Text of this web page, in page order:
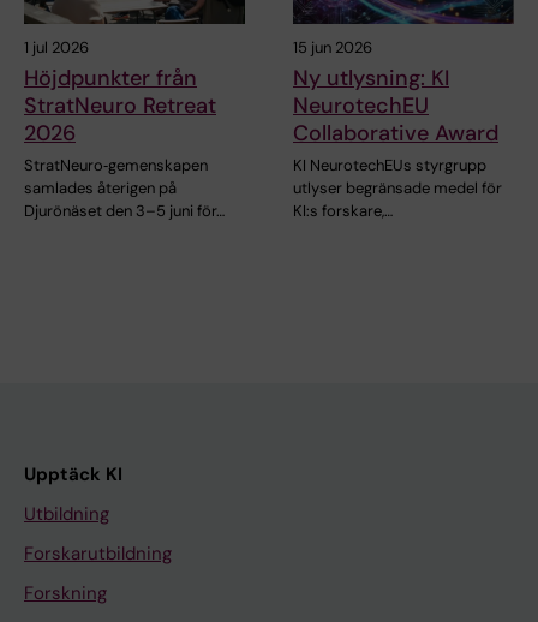
1 jul 2026
Höjdpunkter från
StratNeuro Retreat
2026
StratNeuro‑gemenskapen
samlades återigen på
Djurönäset den 3–5 juni för…
15 jun 2026
Ny utlysning: KI
NeurotechEU
Collaborative Award
KI NeurotechEUs styrgrupp
utlyser begränsade medel för
KI:s forskare,…
Upptäck KI
Utbildning
Forskarutbildning
Forskning